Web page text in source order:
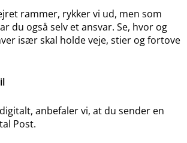
rammer, rykker vi ud, men som
du også selv et ansvar. Se, hvor og
især skal holde veje, stier og fortove
anbefaler vi, at du sender en
Post.